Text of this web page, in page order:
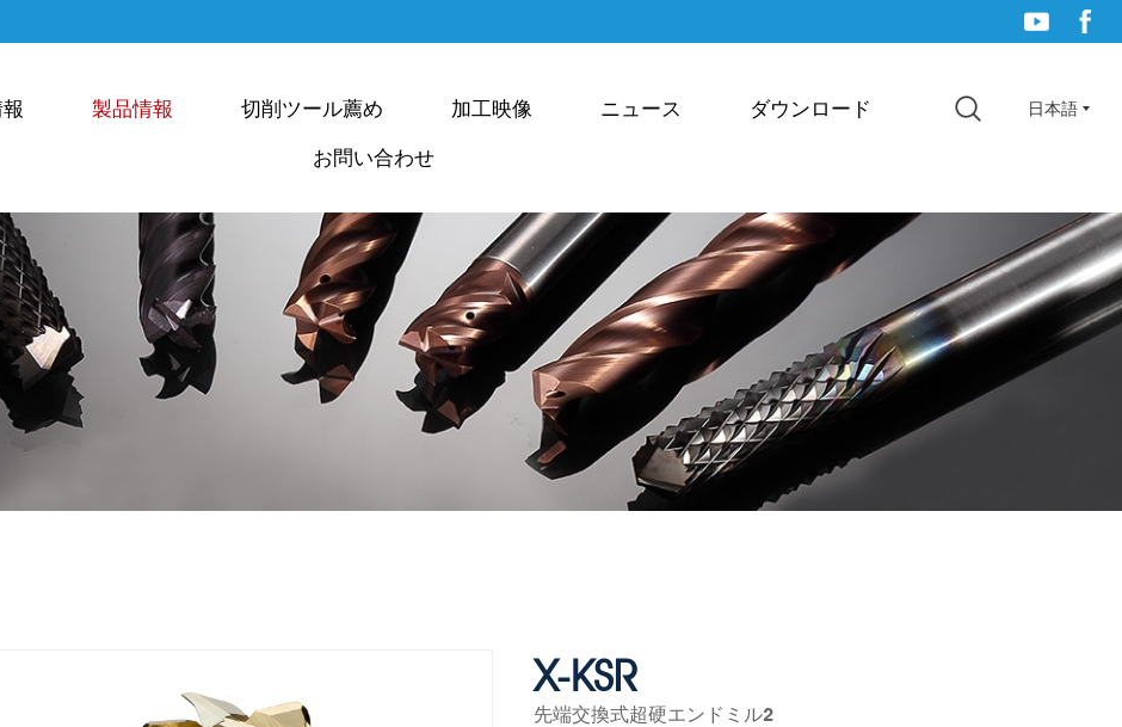
日本語
製品情報 切削ツール薦め 加工映像 ニュース ダウンロード
お問い合わせ
X-KSR
先端交換式超硬エンドミル2